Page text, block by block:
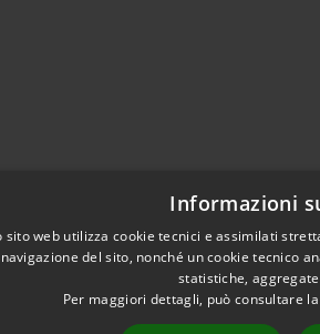
Informazioni
sito web utilizza cookie tecnici e assimilati
del sito, nonché un cookie tecnico
statistiche,
Per maggiori dettagli, può consultare